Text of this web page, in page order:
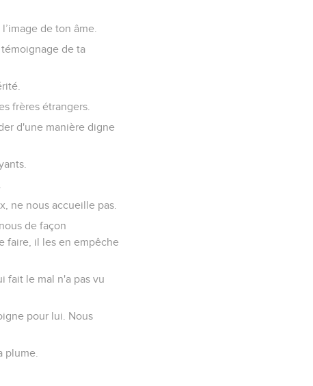
de ton âme.
de ta
frères étrangers.
d'une manière digne
ne nous accueille pas.
de façon
faire, il les en empêche
fait le mal n'a pas vu
pour lui. Nous
plume.